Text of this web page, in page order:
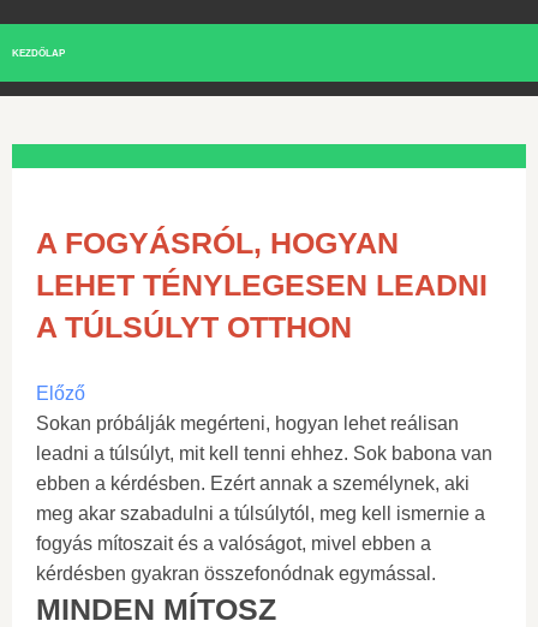
KEZDŐLAP
A FOGYÁSRÓL, HOGYAN
LEHET TÉNYLEGESEN LEADNI
A TÚLSÚLYT OTTHON
Előző
Sokan próbálják megérteni, hogyan lehet reálisan
leadni a túlsúlyt, mit kell tenni ehhez. Sok babona van
ebben a kérdésben. Ezért annak a személynek, aki
meg akar szabadulni a túlsúlytól, meg kell ismernie a
fogyás mítoszait és a valóságot, mivel ebben a
kérdésben gyakran összefonódnak egymással.
MINDEN MÍTOSZ